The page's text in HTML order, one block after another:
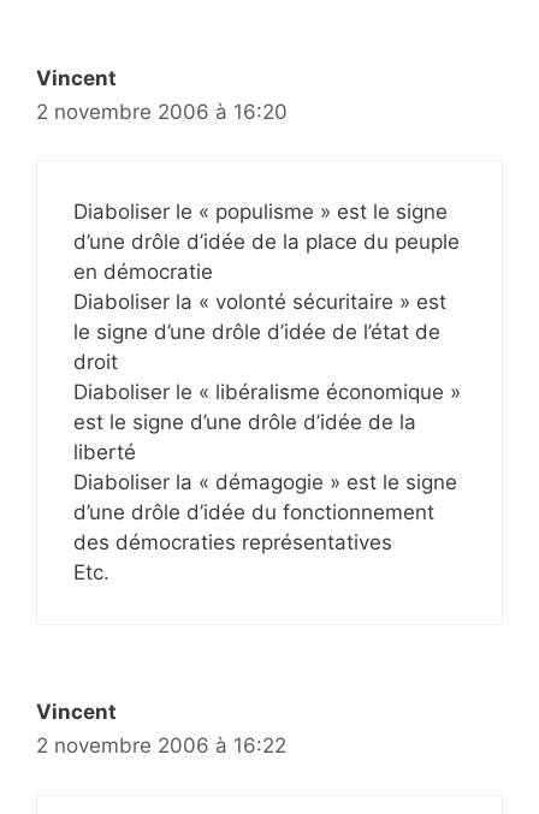
Vincent
2 novembre 2006 à 16:20
Diaboliser le « populisme » est le signe
d’une drôle d’idée de la place du peuple
en démocratie
Diaboliser la « volonté sécuritaire » est
le signe d’une drôle d’idée de l’état de
droit
Diaboliser le « libéralisme économique »
est le signe d’une drôle d’idée de la
liberté
Diaboliser la « démagogie » est le signe
d’une drôle d’idée du fonctionnement
des démocraties représentatives
Etc.
Vincent
2 novembre 2006 à 16:22